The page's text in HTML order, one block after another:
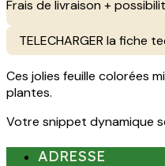
Frais de livraison +
TELECHARGER la fiche
Ces jolies feuille colorées
plantes.
Votre snippet dynamique
ADRESSE